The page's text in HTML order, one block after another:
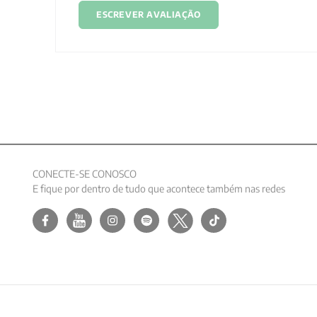
ESCREVER AVALIAÇÃO
CONECTE-SE CONOSCO
E fique por dentro de tudo que acontece também nas redes